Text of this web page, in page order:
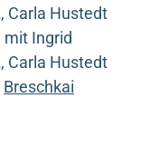
Carla Hustedt
mit Ingrid
Carla Hustedt
Breschkai